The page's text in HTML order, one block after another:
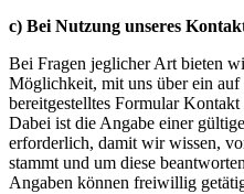
c) Bei Nutzung unseres
Bei Fragen jeglicher Art bieten
Möglichkeit, mit uns über ein auf
bereitgestelltes Formular Kontakt
Dabei ist die Angabe einer
erforderlich, damit wir wissen,
stammt und um diese
Angaben können freiwillig